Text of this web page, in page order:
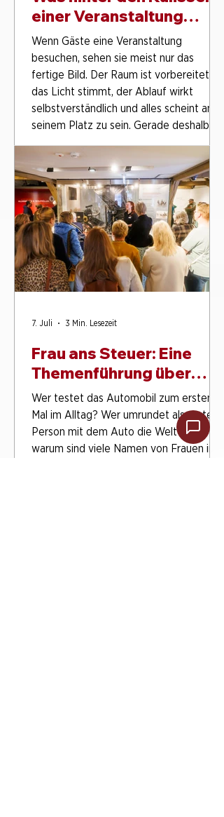
einer Veranstaltung
passiert
Wenn Gäste eine Veranstaltung
besuchen, sehen sie meist nur das
fertige Bild. Der Raum ist vorbereitet,
das Licht stimmt, der Ablauf wirkt
selbstverständlich und alles scheint an
seinem Platz zu sein. Gerade deshalb ist
Hintergrund passiert, bevor ein Event
überhaupt beginnt. Eine Veranstaltung
im PS.SPEICHER entsteht nicht erst in
dem Moment, in dem die ersten
Besucherinnen und Besucher eintreffen.
Sie beginnt deutlich früher: in
Absprachen,
Frau ans Steuer: Eine
Themenführung über
Frauen in der
Automobilgeschichte
Wer testet das Automobil zum ersten
Mal im Alltag? Wer umrundet als erste
Person mit dem Auto die Welt? Und
warum sind viele Namen von Frauen in
7. Juli 3 Min. Lesezeit